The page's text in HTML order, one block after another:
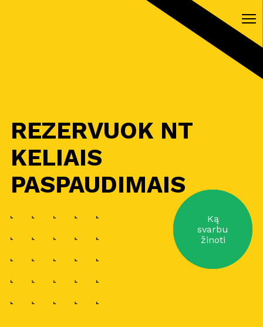
REZERVUOK NT
KELIAIS
PASPAUDIMAIS
Ką
svarbu
žinoti